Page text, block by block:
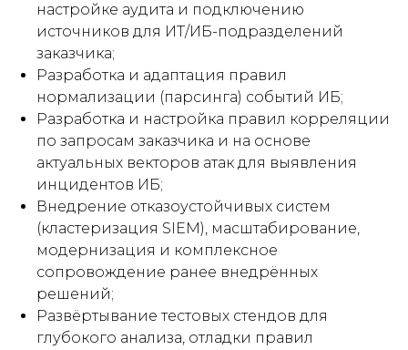
настройке аудита и подключению
источников для ИТ/ИБ-подразделений
заказчика;
Разработка и адаптация правил
нормализации (парсинга) событий ИБ;
Разработка и настройка правил корреляции
по запросам заказчика и на основе
актуальных векторов атак для выявления
инцидентов ИБ;
Внедрение отказоустойчивых систем
(кластеризация SIEM), масштабирование,
модернизация и комплексное
сопровождение ранее внедрённых
решений;
Развёртывание тестовых стендов для
глубокого анализа, отладки правил